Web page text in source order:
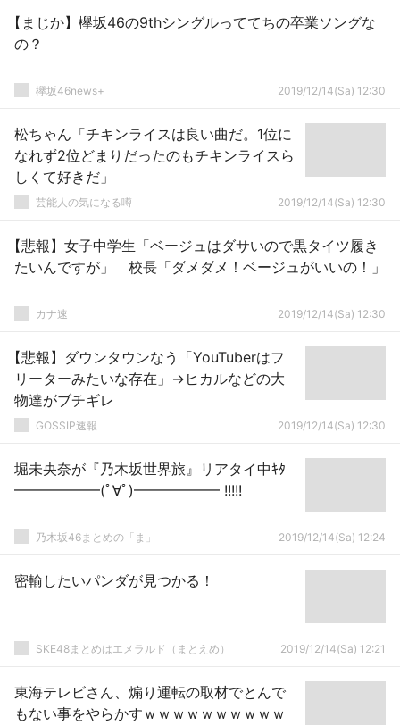
【まじか】欅坂46の9thシングルっててちの卒業ソングな
の？
欅坂46news+ 2019/12/14(Sa) 12:30
松ちゃん「チキンライスは良い曲だ。1位に
なれず2位どまりだったのもチキンライスら
しくて好きだ」
芸能人の気になる噂 2019/12/14(Sa) 12:30
【悲報】女子中学生「ベージュはダサいので黒タイツ履き
たいんですが」 校長「ダメダメ！ベージュがいいの！」
カナ速 2019/12/14(Sa) 12:30
【悲報】ダウンタウンなう「YouTuberはフ
リーターみたいな存在」→ヒカルなどの大
物達がブチギレ
GOSSIP速報 2019/12/14(Sa) 12:30
堀未央奈が『乃木坂世界旅』リアタイ中ｷﾀ
━━━━━━(ﾟ∀ﾟ)━━━━━━ !!!!!
乃木坂46まとめの「ま」 2019/12/14(Sa) 12:24
密輸したいパンダが見つかる！
SKE48まとめはエメラルド（まとえめ） 2019/12/14(Sa) 12:21
東海テレビさん、煽り運転の取材でとんで
もない事をやらかすｗｗｗｗｗｗｗｗｗｗ